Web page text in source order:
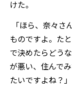
けた。
「ほら、奈々さ
ものですよ。た
で決めたらどう
が悪い、住んで
たいですよね？」